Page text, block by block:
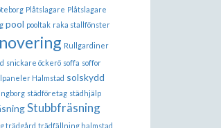
Plåtslagare Plåtslagare
pool pooltak raka stallfönster
Rullgardiner
snickare öckerö soffa soffor
Halmstad solskydd
städföretag städhjälp
Stubbfräsning
trädgård trädfällning halmstad